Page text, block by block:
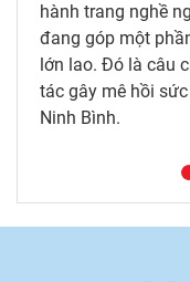
hành trang nghề
đang góp một
lớn lao. Đó là câu
tác gây mê hồi
Ninh Bình.